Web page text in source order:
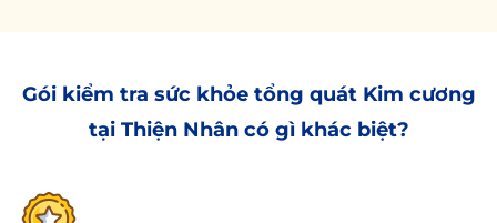
Gói kiểm tra sức khỏe tổng quát Kim cương
tại Thiện Nhân có gì khác biệt?